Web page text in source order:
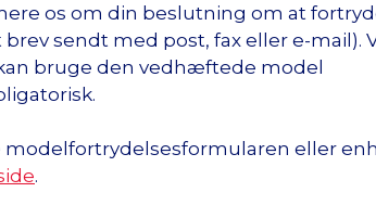
os om din beslutning om at
sendt med post, fax eller e-mail).
bruge den vedhæftede model
eller
.